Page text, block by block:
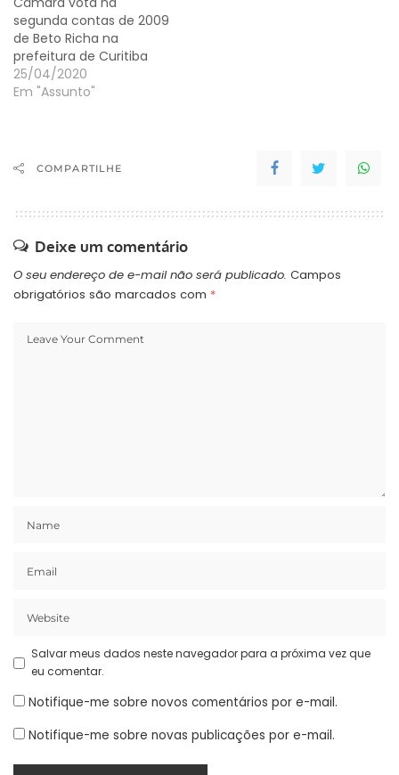
segunda contas de 2009
de Beto Richa na
prefeitura de Curitiba
25/04/2020
Em "Assunto"
COMPARTILHE
Deixe um comentário
O seu endereço de e-mail não será publicado. Campos
obrigatórios são marcados com *
Salvar meus dados neste navegador para a próxima vez que
eu comentar.
Notifique-me sobre novos comentários por e-mail.
Notifique-me sobre novas publicações por e-mail.